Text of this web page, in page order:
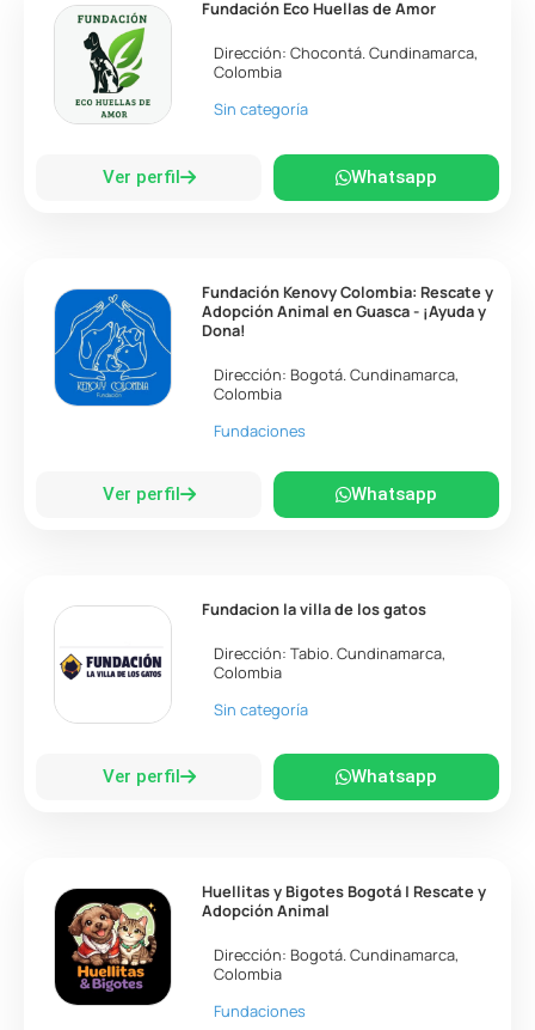
Fundación Eco Huellas de Amor
Dirección:Chocontá.Cundinamarca,
Colombia
Sin categoría
Ver perfil Whatsapp
Fundación Kenovy Colombia: Rescate y
Adopción Animal en Guasca - ¡Ayuda y
Dona!
Dirección: Bogotá.Cundinamarca,
Colombia
Fundaciones
Ver perfil Whatsapp
Fundacion la villa de los gatos
Dirección:Tabio.Cundinamarca,
Colombia
Sin categoría
Ver perfil Whatsapp
Huellitas y Bigotes Bogotá | Rescate y
Adopción Animal
Dirección: Bogotá.Cundinamarca,
Colombia
Fundaciones